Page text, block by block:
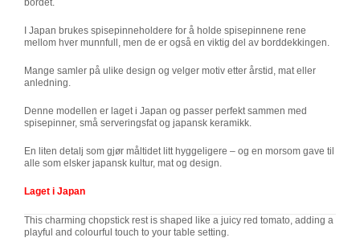
bordet.
I Japan brukes spisepinneholdere for å holde spisepinnene rene
mellom hver munnfull, men de er også en viktig del av borddekkingen.
Mange samler på ulike design og velger motiv etter årstid, mat eller
anledning.
Denne modellen er laget i Japan og passer perfekt sammen med
spisepinner, små serveringsfat og japansk keramikk.
En liten detalj som gjør måltidet litt hyggeligere – og en morsom gave til
alle som elsker japansk kultur, mat og design.
Laget i Japan
This charming chopstick rest is shaped like a juicy red tomato, adding a
playful and colourful touch to your table setting.